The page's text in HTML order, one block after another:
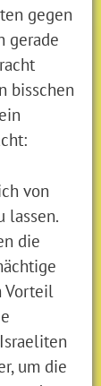
gegen
gerade
bisschen
von
lassen.
die
Vorteil
um die